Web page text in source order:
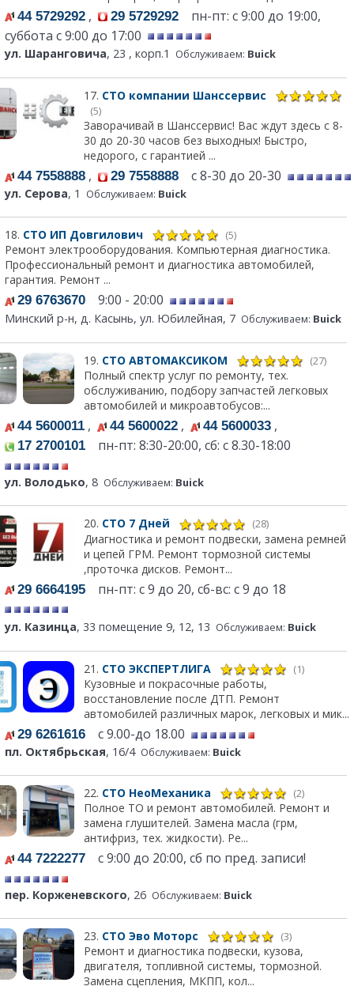
44 5729292 , 29 5729292 пн-пт: с 9:00 до 19:00,
суббота с 9:00 до 17:00
ул. Шаранговича, 23 , корп.1 Обслуживаем: Buick
17. СТО компании Шанссервис
(5)
Заворачивай в Шанссервис! Вас ждут здесь с 8-
30 до 20-30 часов без выходных! Быстро,
недорого, с гарантией ...
44 7558888 , 29 7558888 с 8-30 до 20-30
ул. Серова, 1 Обслуживаем: Buick
18. СТО ИП Довгилович (5)
Ремонт электрооборудования. Компьютерная диагностика.
Профессиональный ремонт и диагностика автомобилей,
гарантия. Ремонт ...
29 6763670 9:00 - 20:00
Минский р-н, д. Касынь, ул. Юбилейная, 7 Обслуживаем: Buick
19. СТО АВТОМАКСИКОМ (27)
Полный спектр услуг по ремонту, тех.
обслуживанию, подбору запчастей легковых
автомобилей и микроавтобусов:...
44 5600011 , 44 5600022 , 44 5600033 ,
17 2700101 пн-пт: 8:30-20:00, сб: с 8.30-18:00
ул. Володько, 8 Обслуживаем: Buick
20. СТО 7 Дней (28)
Диагностика и ремонт подвески, замена ремней
и цепей ГРМ. Ремонт тормозной системы
,проточка дисков. Ремонт...
29 6664195 пн-пт: с 9 до 20, сб-вс: с 9 до 18
ул. Казинца, 33 помещение 9, 12, 13 Обслуживаем: Buick
21. СТО ЭКСПЕРТЛИГА (1)
Кузовные и покрасочные работы,
восстановление после ДТП. Ремонт
автомобилей различных марок, легковых и мик...
29 6261616 с 9.00-до 18.00
пл. Октябрьская, 16/4 Обслуживаем: Buick
22. СТО НеоМеханика (2)
Полное ТО и ремонт автомобилей. Ремонт и
замена глушителей. Замена масла (грм,
антифриз, тех. жидкости). Ре...
44 7222277 с 9:00 до 20:00, сб по пред. записи!
пер. Корженевского, 26 Обслуживаем: Buick
23. СТО Эво Моторс (3)
Ремонт и диагностика подвески, кузова,
двигателя, топливной системы, тормозной.
Замена сцепления, МКПП, кол...